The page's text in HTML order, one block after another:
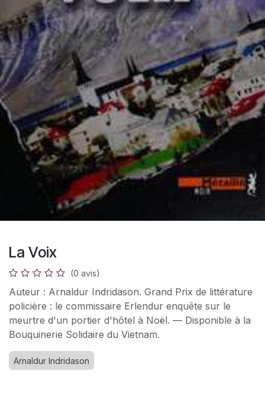
La Voix
(0 avis)
Auteur : Arnaldur Indridason. Grand Prix de littérature
policière : le commissaire Erlendur enquête sur le
meurtre d'un portier d'hôtel à Noël. — Disponible à la
Bouquinerie Solidaire du Vietnam.
Arnaldur Indridason